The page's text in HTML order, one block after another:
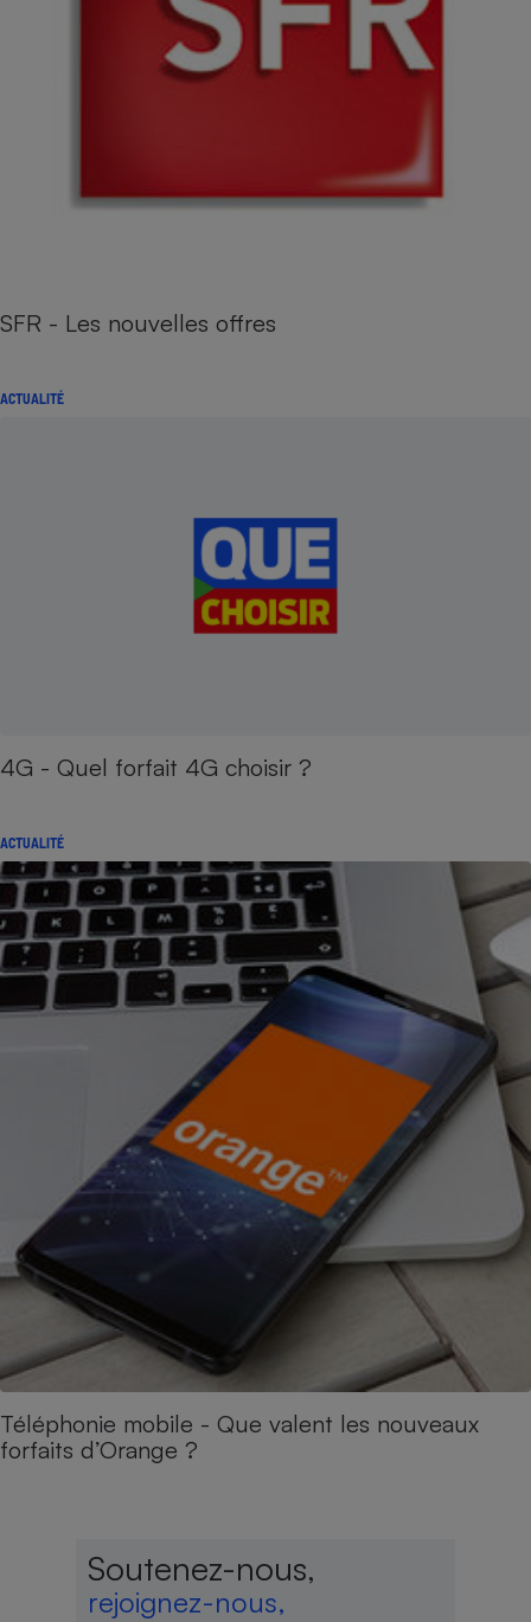
SFR - Les nouvelles offres
ACTUALITÉ
4G - Quel forfait 4G choisir ?
ACTUALITÉ
Téléphonie mobile - Que valent les nouveaux
forfaits d’Orange ?
Soutenez-nous,
rejoignez-nous,